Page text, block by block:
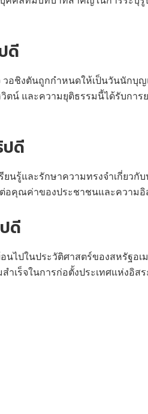
ดี
วอชิงตันถูกกำหนดให้เป็นวันนักบุ
ตน์ และความยุติธรรมนี้ได้รับการ
ปดี
นรู้และรักษาความทรงจำเกี่ยวกั
ต่อคุณค่าของประชาชนและความอิ
ดี
ไปในประวัติศาสตร์ของสหรัฐอเ
ำเร็จในการก่อตั้งประเทศแห่งอิสร